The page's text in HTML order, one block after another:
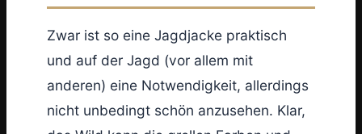
Zwar ist so eine Jagdjacke praktisch
und auf der Jagd (vor allem mit
anderen) eine Notwendigkeit, allerdings
nicht unbedingt schön anzusehen. Klar,